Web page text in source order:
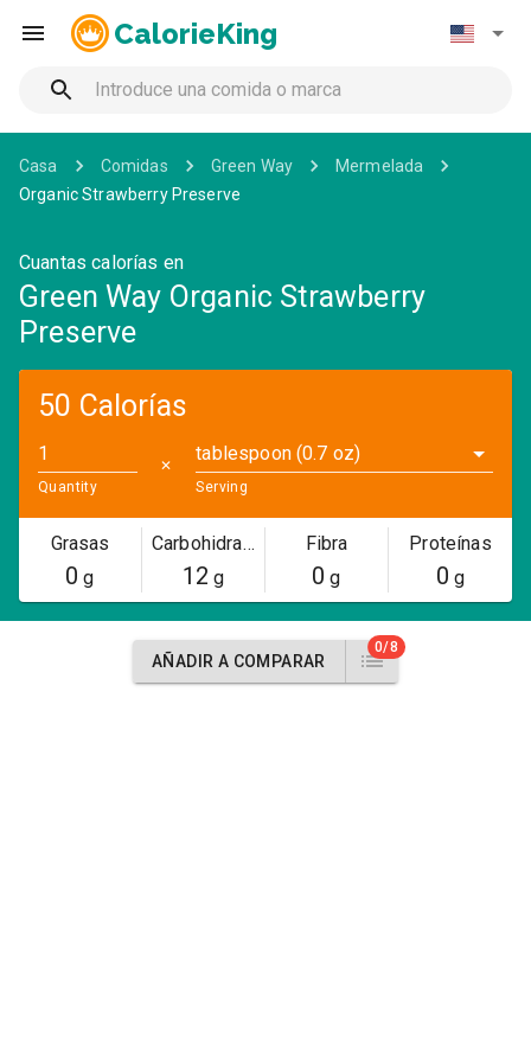
CalorieKing
Casa Comidas Green Way
Mermelada
Organic Strawberry Preserve
Cuantas calorías en
Green Way Organic Strawberry
Preserve
50 Calorías
Quantity
✕
tablespoon (0.7 oz)
Serving
Grasas
0 g
Carbohidratos
12 g
Fibra
0 g
Proteínas
0 g
AÑADIR A COMPARAR
0/8